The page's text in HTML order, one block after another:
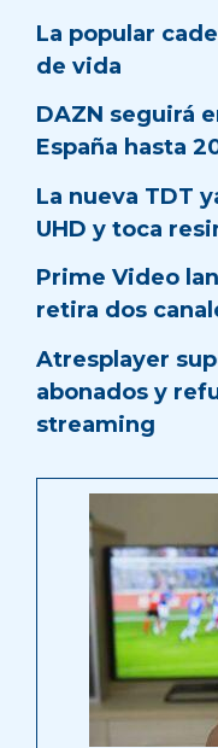
La popular
de vida
DAZN seguirá
España hasta
La nueva TDT
UHD y toca
Prime Video
retira dos
Atresplayer
abonados y
streaming